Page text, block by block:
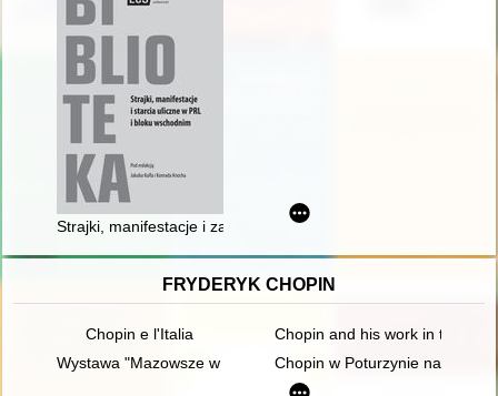
Strajki, manifestacje i zajścia uliczne w Polsce w latach
FRYDERYK CHOPIN
Chopin e l'Italia
Chopin and his work in the
Wystawa "Mazowsze w czasach Chopina" - połączenie
Chopin w Poturzynie na Ziemi